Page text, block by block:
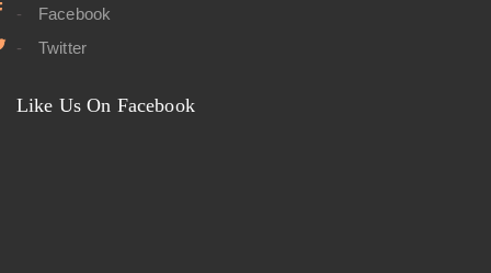
Facebook
Twitter
Like Us On Facebook